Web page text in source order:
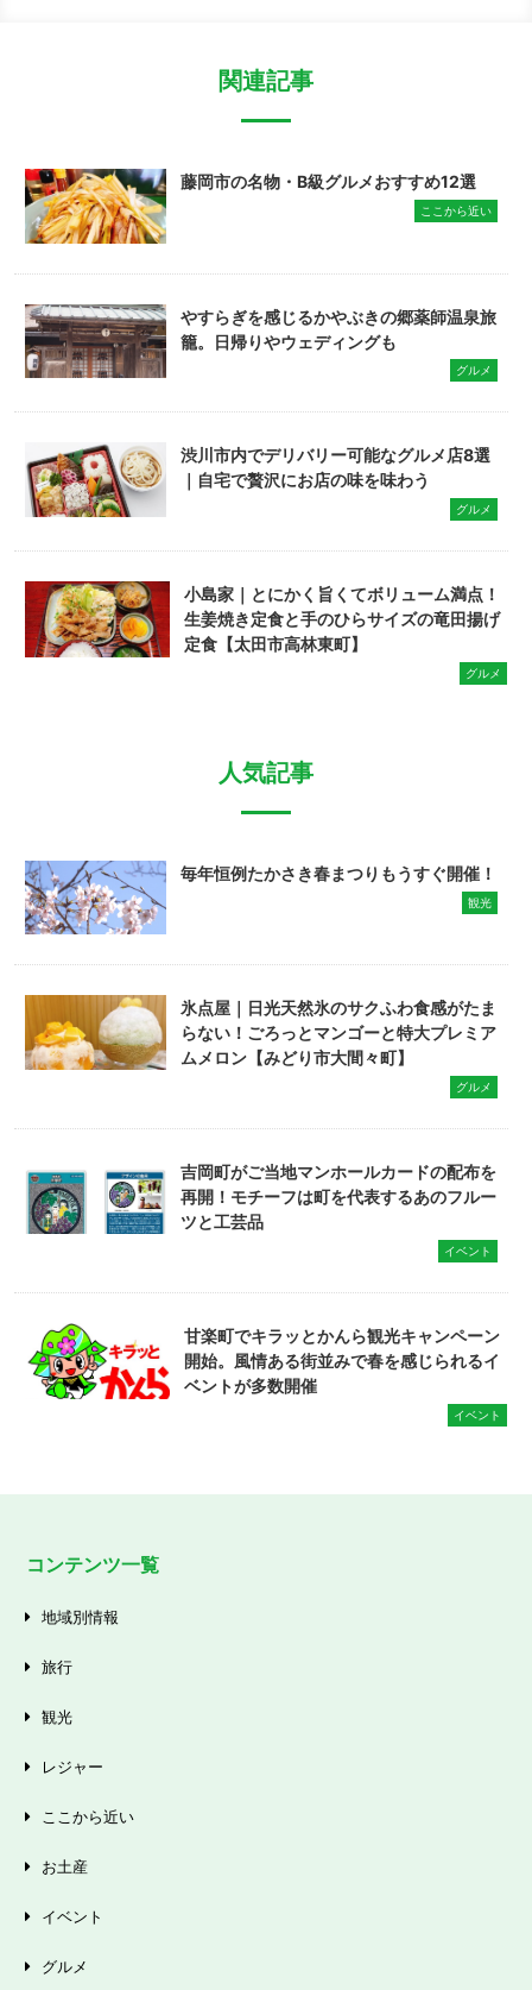
関連記事
藤岡市の名物・B級グルメおすすめ12選
ここから近い
やすらぎを感じるかやぶきの郷薬師温泉旅
籠。日帰りやウェディングも
グルメ
渋川市内でデリバリー可能なグルメ店8選
｜自宅で贅沢にお店の味を味わう
グルメ
小島家｜とにかく旨くてボリューム満点！
生姜焼き定食と手のひらサイズの竜田揚げ
定食【太田市高林東町】
グルメ
人気記事
毎年恒例たかさき春まつりもうすぐ開催！
観光
氷点屋｜日光天然氷のサクふわ食感がたま
らない！ごろっとマンゴーと特大プレミア
ムメロン【みどり市大間々町】
グルメ
吉岡町がご当地マンホールカードの配布を
再開！モチーフは町を代表するあのフルー
ツと工芸品
イベント
甘楽町でキラッとかんら観光キャンペーン
開始。風情ある街並みで春を感じられるイ
ベントが多数開催
イベント
コンテンツ一覧
地域別情報
旅行
観光
レジャー
ここから近い
お土産
イベント
グルメ